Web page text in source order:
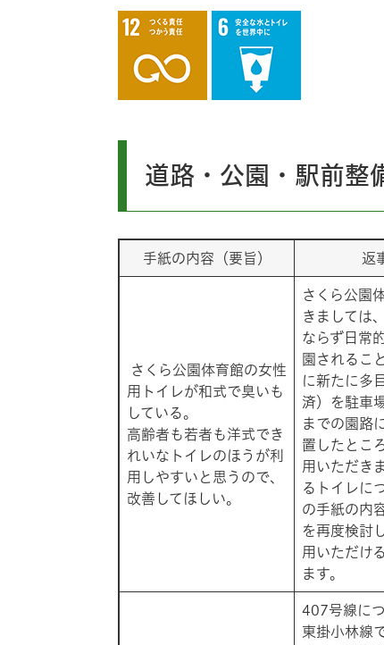
道路・公園・駅前整
手紙の内容（要旨） 返
さくら公園体育館の女性
用トイレが和式で臭いも
している。
高齢者も若者も洋式でき
れいなトイレのほうが利
用しやすいと思うので、
改善してほしい。
さくら公園
きましては
ならず日常
園されるこ
に新たに多
済）を駐車
までの園路
置したとこ
用いただき
るトイレに
の手紙の内
を再度検討
用いただけ
ます。
​407号線に
東掛小林線